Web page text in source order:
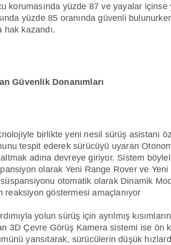
yüzde 87 ve yayalar
yüzde 85 oranında güvenli
hak kazandı.
Güvenlik Donanımları
birlikte yeni nesil sürüş asistanı
tespit ederek sürücüyü uyaran
adına devreye giriyor. Sistem
olarak Yeni Range Rover ve
otomatik olarak Dinamik
göstermesi amaçlanıyor
yolun sürüş için ayrılmış
3D Çevre Görüş Kamera sistemi ise ön
yansıtarak, sürücülerin düşük